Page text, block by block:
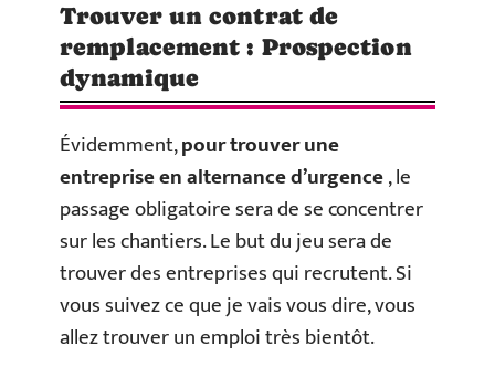
Trouver un contrat de
remplacement : Prospection
dynamique
Évidemment,pour trouver une
entrepriseen alternance d’urgence, le
passage obligatoire sera de se concentrer
sur les chantiers. Le but du jeu sera de
trouver des entreprises qui recrutent. Si
vous suivez ce que je vais vous dire, vous
allez trouver un emploi très bientôt.